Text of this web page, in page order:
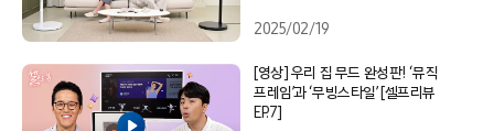
2025/02/19
[영상] 우리 집 무드 완성판! ‘뮤직
프레임’과 ‘무빙스타일’ [셀프리뷰
EP.7]